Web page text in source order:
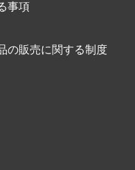
事項
の販売に関する制度